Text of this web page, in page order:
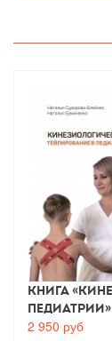
Книга
2 950 руб